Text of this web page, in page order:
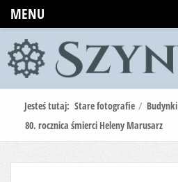
MENU
Jesteś tutaj: Stare fotografie / Budynki
80. rocznica śmierci Heleny Marusarz